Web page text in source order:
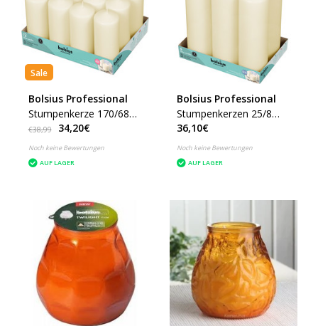
Sale
Bolsius Professional
Stumpenkerze 170/68
Elfenbein, 12 Stück
€38,99 34,20€
Noch keine Bewertungen
AUF LAGER
Bolsius Professional
Stumpenkerzen 25/8
cm. Elfenbein, 6 Stück
36,10€
Noch keine Bewertungen
AUF LAGER